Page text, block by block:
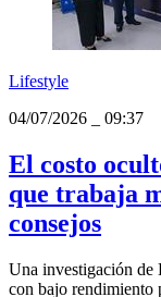
Redacción Gestión
Lifestyle
04/07/2026_
El costo